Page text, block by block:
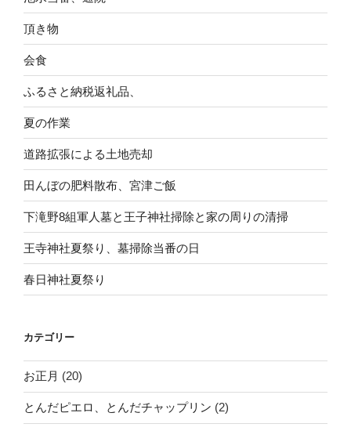
頂き物
会食
ふるさと納税返礼品、
夏の作業
道路拡張による土地売却
田んぼの肥料散布、宮津ご飯
下滝野8組軍人墓と王子神社掃除と家の周りの清掃
王寺神社夏祭り、墓掃除当番の日
春日神社夏祭り
カテゴリー
お正月 (20)
とんだピエロ、とんだチャップリン (2)